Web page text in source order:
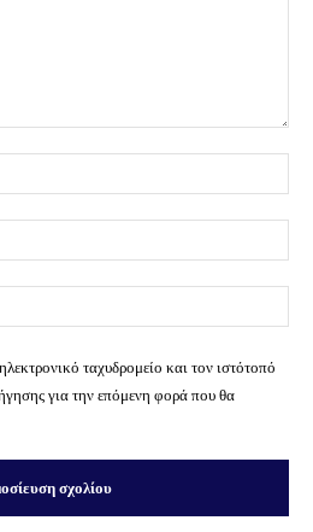
ταχυδρομείο και τον ιστότοπό
για την επόμενη φορά που θα